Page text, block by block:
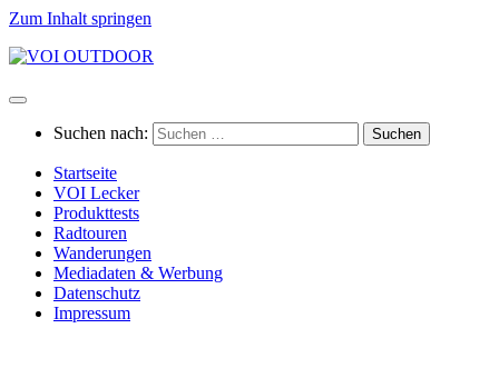
Zum Inhalt springen
Suchen nach:
Startseite
VOI Lecker
Produkttests
Radtouren
Wanderungen
Mediadaten & Werbung
Datenschutz
Impressum